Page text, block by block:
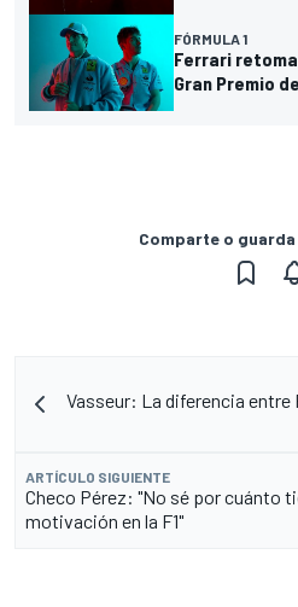
FÓRMULA 1
Ferrari
Gran Premio
Comparte o
Vasseur: La diferencia entre
ARTÍCULO SIGUIENTE
Checo Pérez: "No sé por cuánto
motivación en la F1"